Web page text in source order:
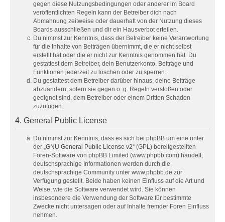
gegen diese Nutzungsbedingungen oder anderer im Board
veröffentlichten Regeln kann der Betreiber dich nach
Abmahnung zeitweise oder dauerhaft von der Nutzung dieses
Boards ausschließen und dir ein Hausverbot erteilen.
Du nimmst zur Kenntnis, dass der Betreiber keine Verantwortung
für die Inhalte von Beiträgen übernimmt, die er nicht selbst
erstellt hat oder die er nicht zur Kenntnis genommen hat. Du
gestattest dem Betreiber, dein Benutzerkonto, Beiträge und
Funktionen jederzeit zu löschen oder zu sperren.
Du gestattest dem Betreiber darüber hinaus, deine Beiträge
abzuändern, sofern sie gegen o. g. Regeln verstoßen oder
geeignet sind, dem Betreiber oder einem Dritten Schaden
zuzufügen.
4. General Public License
Du nimmst zur Kenntnis, dass es sich bei phpBB um eine unter
der „GNU General Public License v2“ (GPL) bereitgestellten
Foren-Software von phpBB Limited (www.phpbb.com) handelt;
deutschsprachige Informationen werden durch die
deutschsprachige Community unter www.phpbb.de zur
Verfügung gestellt. Beide haben keinen Einfluss auf die Art und
Weise, wie die Software verwendet wird. Sie können
insbesondere die Verwendung der Software für bestimmte
Zwecke nicht untersagen oder auf Inhalte fremder Foren Einfluss
nehmen.